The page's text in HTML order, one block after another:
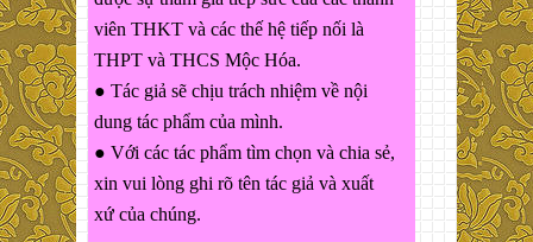
viên THKT và các thế hệ tiếp nối là
THPT và THCS Mộc Hóa.
● Tác giả sẽ chịu trách nhiệm về nội
dung tác phẩm của mình.
● Với các tác phẩm tìm chọn và chia sẻ,
xin vui lòng ghi rõ tên tác giả và xuất
xứ của chúng.